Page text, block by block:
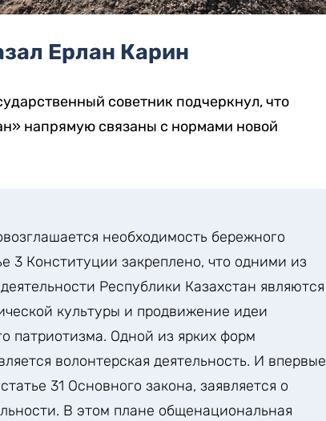
Ерлан Карин
советник подчеркнул, что
напрямую связаны с нормами новой
необходимость бережного
3 Конституции закреплено, что одними из
Республики Казахстан являются
культуры и продвижение идеи
патриотизма. Одной из ярких форм
волонтерская деятельность. И впервые
31 Основного закона, заявляется о
В этом плане общенациональная